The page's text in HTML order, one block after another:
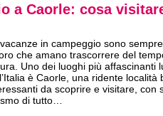
a Caorle: cosa
in campeggio sono
che amano trascorrere del
Uno dei luoghi più affascinanti
è Caorle, una ridente località
da scoprire e visitare, con
di tutto…